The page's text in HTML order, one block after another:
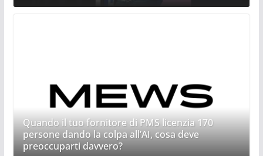
Quando il tuo fornitore di PMS licenzia 170
persone dando la colpa all’AI, cosa deve
preoccuparti davvero?